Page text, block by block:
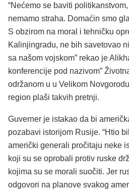
“Nećemo se baviti
nemamo straha. Domaćin smo
S obzirom na moral i tehničku
Kalinjingradu, ne bih savetovao
sa našom vojskom” rekao je
konferencije pod nazivom”
održanom u u Velikom
region plaši takvih pretnji.
Guverner je istakao da bi
pozabavi istorijom Rusije. “Htio
američki generali pročitaju neke
koji su se oprobali protiv ruske
kojima su se morali suočiti. Jer
odgovori na planove svakog